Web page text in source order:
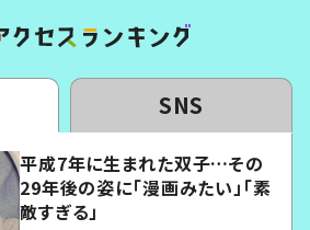
SNS
平成7年に生まれた双子…その
29年後の姿に「漫画みたい」「素
敵すぎる」